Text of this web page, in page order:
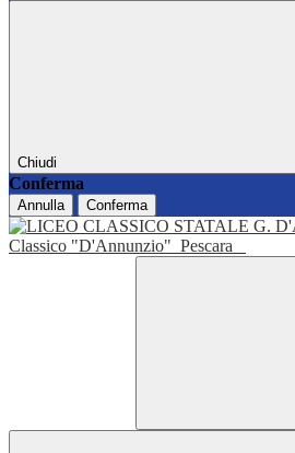
Chiudi
Conferma
Annulla Conferma
Classico "D'Annunzio" Pescara